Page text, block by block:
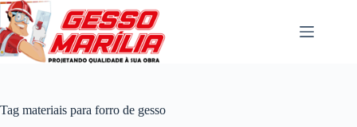
Pular
para
o
conteúdo
Tag materiais para forro de gesso